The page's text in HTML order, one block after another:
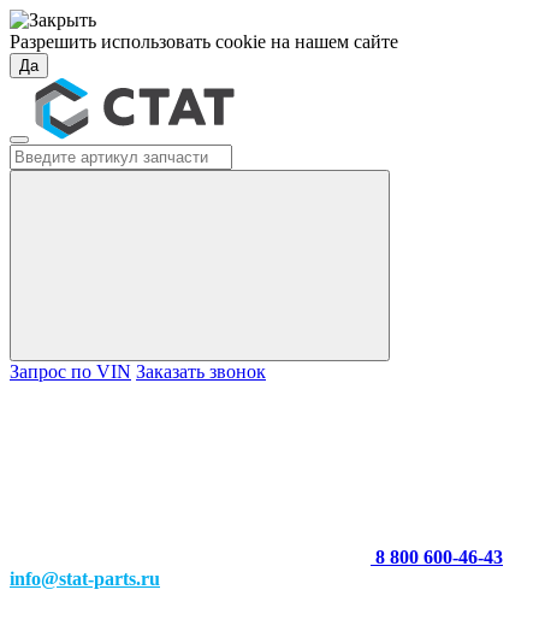
Разрешить использовать cookie на нашем сайте
Да
Запрос по VIN Заказать звонок
8 800 600-46-43
info@stat-parts.ru